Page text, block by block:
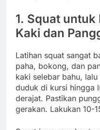
1. Squat
Kaki dan
Latihan squat sangat
paha, bokong, dan
kaki selebar bahu,
duduk di kursi hingga
derajat. Pastikan
gerakan. Lakukan 10-